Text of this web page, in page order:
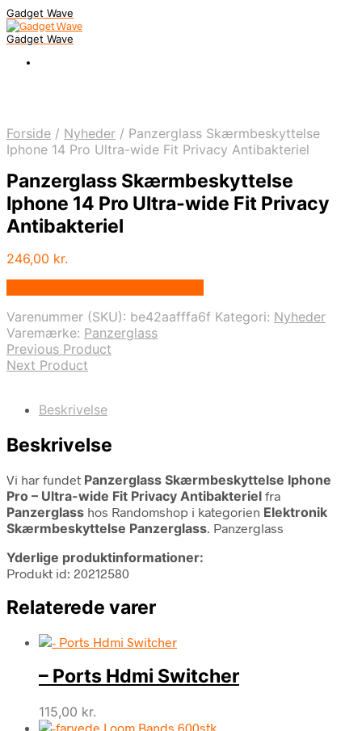
Gadget Wave
Gadget Wave
Forside / Nyheder / Panzerglass Skærmbeskyttelse
Iphone 14 Pro Ultra-wide Fit Privacy Antibakteriel
Panzerglass Skærmbeskyttelse
Iphone 14 Pro Ultra-wide Fit Privacy
Antibakteriel
246,00 kr.
Varenummer (SKU): be42aafffa6f Kategori: Nyheder
Varemærke: Panzerglass
Previous Product
Next Product
Beskrivelse
Beskrivelse
Vi har fundet Panzerglass Skærmbeskyttelse Iphone
Pro – Ultra-wide Fit Privacy Antibakteriel fra
Panzerglass hos Randomshop i kategorien Elektronik
Skærmbeskyttelse Panzerglass. Panzerglass
Yderlige produktinformationer:
Produkt id: 20212580
Relaterede varer
– Ports Hdmi Switcher
115,00 kr.